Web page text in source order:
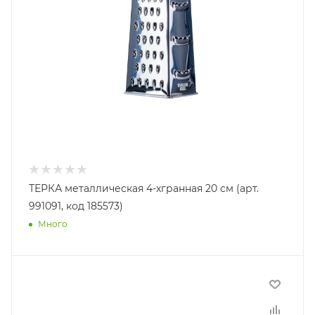
ТЕРКА металлическая 4-хгранная 20 см (арт.
991091, код 185573)
Много